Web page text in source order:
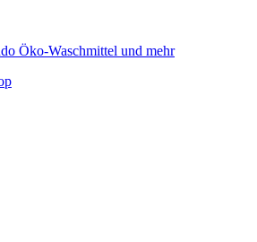
Öko-Waschmittel und mehr